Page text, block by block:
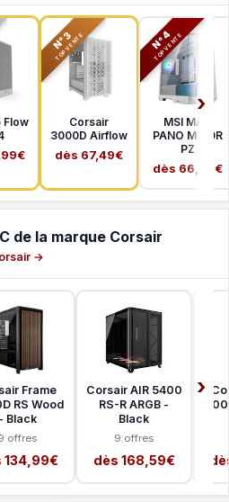
Flow
N°3
TOP VENTE
Corsair
3000D Airflow
dès 67,49€
N°4
TOP VENTE
MSI MAG
PANO M100R
PZ
dès 66,99€
de la marque Corsair
→
Frame
RS Wood
- Black
offres
134,99€
Corsair AIR 5400
RS-R ARGB -
Black
9 offres
dès 168,59€